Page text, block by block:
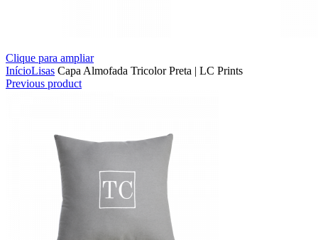
Clique para ampliar
InícioLisas Capa Almofada Tricolor Preta | LC Prints
Previous product